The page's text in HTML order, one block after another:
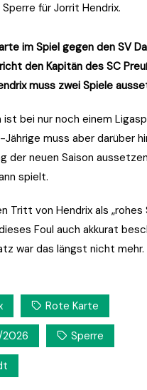
Sperre für Jorrit Hendrix.
im Spiel gegen den SV
den Kapitän des SC
muss zwei Spiele
ist bei nur noch einem
Jährige muss aber darüber
der neuen Saison
spielt.
Tritt von Hendrix als „rohes
Foul auch akkurat
war das längst nicht mehr.
Rote Karte
2026 Sperre